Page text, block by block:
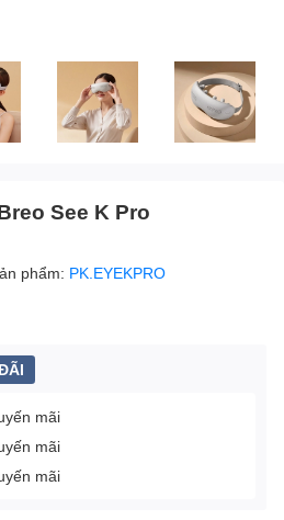
See K Pro
phẩm: PK.EYEKPRO
mãi
mãi
mãi